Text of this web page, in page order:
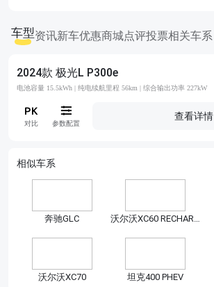
车型资讯新车优惠商城点评投票相关车系
2024款 极光L P300e
电池容量 15.5kWh | 纯电续航里程 56km | 综合输出功率 227kW
对比 参数配置
查看详情
相似车系
奔驰GLC 沃尔沃XC60 RECHARGE
沃尔沃XC70 坦克400 PHEV